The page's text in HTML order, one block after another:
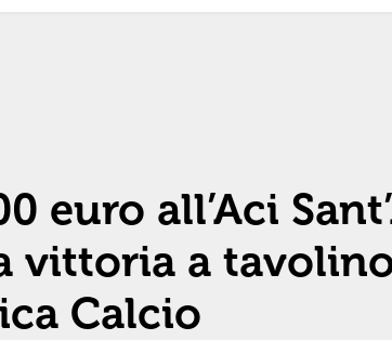
euro all’Aci
vittoria a
Calcio